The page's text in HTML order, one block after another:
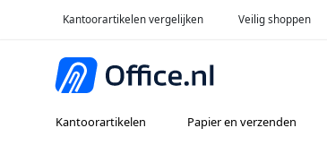
Kantoorartikelen vergelijken Veilig shoppen
Kantoorartikelen Papier en verzenden